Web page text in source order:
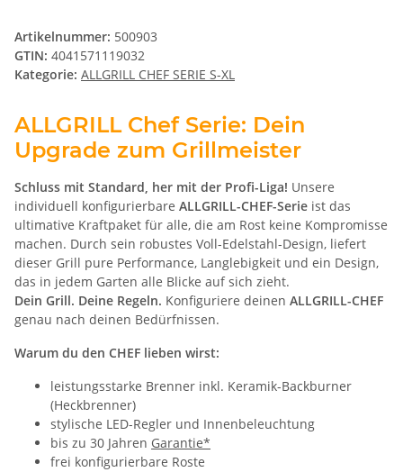
Artikelnummer: 500903
GTIN: 4041571119032
Kategorie: ALLGRILL CHEF SERIE S-XL
ALLGRILL Chef Serie: Dein
Upgrade zum Grillmeister
Schluss mit Standard, her mit der Profi-Liga! Unsere
individuell konfigurierbare ALLGRILL-CHEF-Serie ist das
ultimative Kraftpaket für alle, die am Rost keine Kompromisse
machen. Durch sein robustes Voll-Edelstahl-Design, liefert
dieser Grill pure Performance, Langlebigkeit und ein Design,
das in jedem Garten alle Blicke auf sich zieht.
Dein Grill. Deine Regeln. Konfiguriere deinen ALLGRILL-CHEF
genau nach deinen Bedürfnissen.
Warum du den CHEF lieben wirst:
leistungsstarke Brenner inkl. Keramik-Backburner
(Heckbrenner)
stylische LED-Regler und Innenbeleuchtung
bis zu 30 Jahren Garantie*
frei konfigurierbare Roste